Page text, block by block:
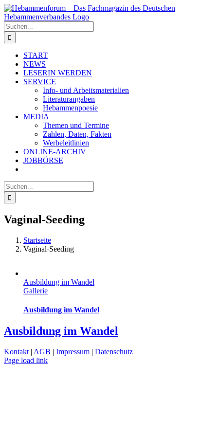
Zum
Inhalt
springen
Suche
nach:
START
NEWS
LESERIN WERDEN
SERVICE
Info- und Arbeitsmaterialien
Literaturangaben
Hebammenpoesie
MEDIA
Themen und Termine
Zahlen, Daten, Fakten
Werbeleitlinien
ONLINE-ARCHIV
JOBBÖRSE
Suche
nach:
Vaginal-Seeding
Startseite
Vaginal-Seeding
Ausbildung im Wandel
Gallerie
Ausbildung im Wandel
Ausbildung im Wandel
Kontakt | AGB | Impressum | Datenschutz
Page load link